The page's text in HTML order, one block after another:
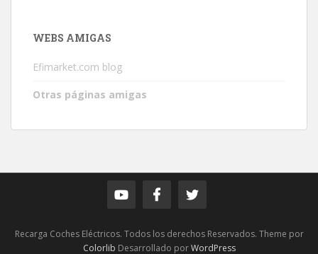
WEBS AMIGAS
Efimarket.com blog
Otras páginas amigas
Recarga Coches Eléctricos. Todos los derechos Reservados. Theme por
Colorlib Desarrollado porWordPress